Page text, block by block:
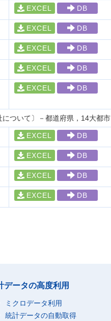
EXCEL DB
EXCEL DB
EXCEL DB
EXCEL DB
EXCEL DB
ついて〕－都道府県，14大都市
EXCEL DB
EXCEL DB
EXCEL DB
EXCEL DB
データの高度利用
ミクロデータ利用
統計データの自動取得